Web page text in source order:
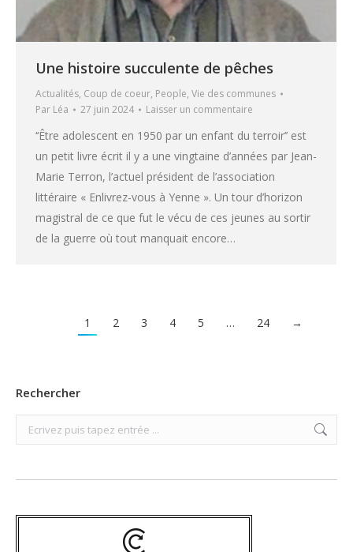
Une histoire succulente de pêches
Actualités, Coup de coeur, People, Vie des communes
Par Léa 27 juin 2024 Laisser un commentaire
‘‘Être adolescent en 1950 par un enfant du terroir’’ est
un petit livre écrit il y a une vingtaine d’années par Jean-
Marie Terron, l’actuel président de l’association
littéraire « Enlivrez-vous à Yenne ». Un tour d’horizon
magistral de ce que fut le vécu de ces jeunes au sortir
de la guerre où tout manquait encore…
1 2 3 4 5 … 24 →
Rechercher
Search: